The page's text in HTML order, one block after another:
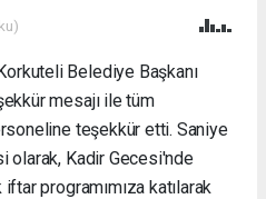
Belediye Başkanı
mesajı ile tüm
teşekkür etti. Saniye
olarak, Kadir Gecesi'nde
programımıza katılarak